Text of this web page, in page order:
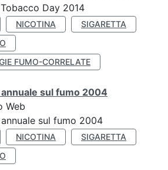
Day 2014
NICOTINA
SIGARETTA
FUMO-CORRELATE
sul fumo 2004
Web
sul fumo 2004
NICOTINA
SIGARETTA